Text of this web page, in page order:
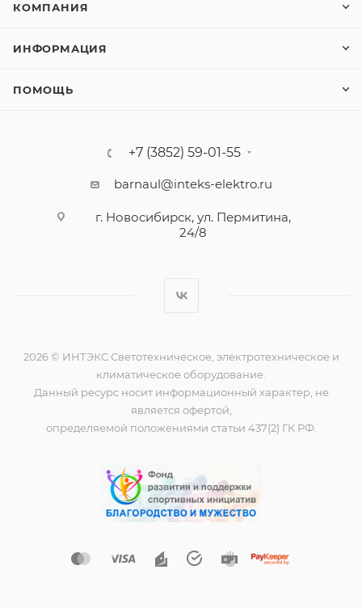
КОМПАНИЯ
ИНФОРМАЦИЯ
ПОМОЩЬ
+7 (3852) 59-01-55
barnaul@inteks-elektro.ru
г. Новосибирск, ул. Пермитина,
24/8
2026 © ИНТЭКС Светотехническое, электротехническое и
климатическое оборудование.
Данный ресурс носит информационный характер, не
является офертой,
определяемой положениями статьи 437(2) ГК РФ.